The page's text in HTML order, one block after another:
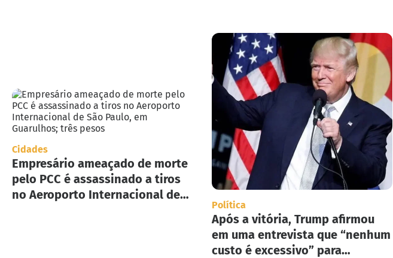
Cidades
Empresário ameaçado de morte
pelo PCC é assassinado a tiros
no Aeroporto Internacional de
Política
Após a vitória, Trump afirmou
em uma entrevista que “nenhum
custo é excessivo” para